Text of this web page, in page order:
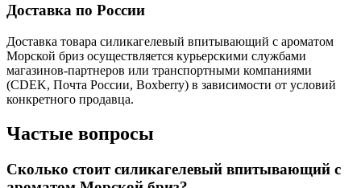
Доставка по России
Доставка товара силикагелевый впитывающий с ароматом
Морской бриз осуществляется курьерскими службами
магазинов-партнеров или транспортными компаниями
(CDEK, Почта России, Boxberry) в зависимости от условий
конкретного продавца.
Частые вопросы
Сколько стоит силикагелевый впитывающий с